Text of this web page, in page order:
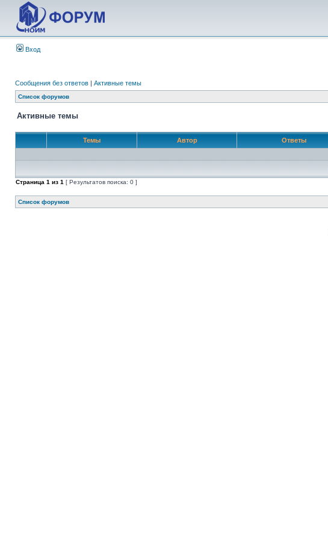
Вход
Сообщения без ответов | Активные темы
Список форумов
Активные темы
Темы Автор Ответы
Страница 1 из 1 [ Результатов поиска: 0 ]
Список форумов